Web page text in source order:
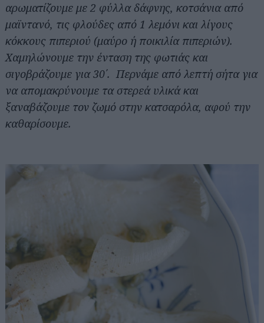
αρωματίζουμε με 2 φύλλα δάφνης, κοτσάνια από
μαϊντανό, τις φλούδες από 1 λεμόνι και λίγους
κόκκους πιπεριού (μαύρο ή ποικιλία πιπεριών).
Χαμηλώνουμε την ένταση της φωτιάς και
σιγοβράζουμε για 30΄. Περνάμε από λεπτή σήτα για
να απομακρύνουμε τα στερεά υλικά και
ξαναβάζουμε τον ζωμό στην κατσαρόλα, αφού την
καθαρίσουμε.